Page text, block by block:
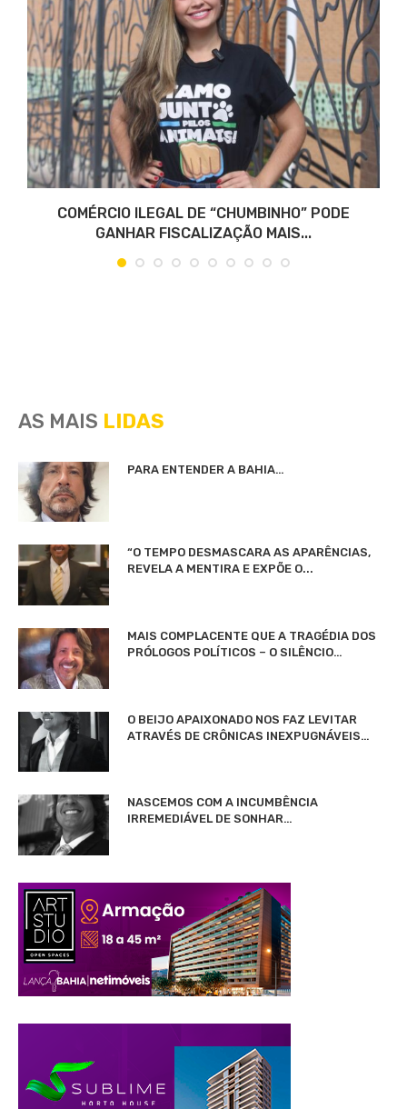
COMÉRCIO ILEGAL DE “CHUMBINHO” PODE
GANHAR FISCALIZAÇÃO MAIS...
AS MAIS LIDAS
PARA ENTENDER A BAHIA…
“O TEMPO DESMASCARA AS APARÊNCIAS,
REVELA A MENTIRA E EXPÕE O...
MAIS COMPLACENTE QUE A TRAGÉDIA DOS
PRÓLOGOS POLÍTICOS – O SILÊNCIO…
O BEIJO APAIXONADO NOS FAZ LEVITAR
ATRAVÉS DE CRÔNICAS INEXPUGNÁVEIS…
NASCEMOS COM A INCUMBÊNCIA
IRREMEDIÁVEL DE SONHAR…